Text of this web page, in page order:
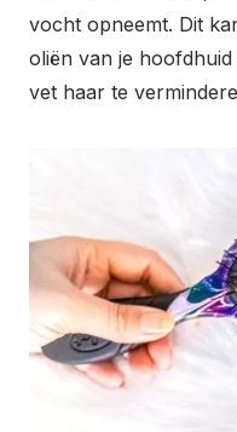
vocht opneemt. Dit
oliën van je
vet haar te